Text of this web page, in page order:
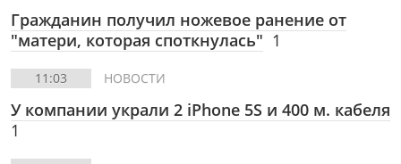
Гражданин получил ножевое ранение от
"матери, которая споткнулась" 1
11:03 НОВОСТИ
У компании украли 2 iPhone 5S и 400 м. кабеля
1